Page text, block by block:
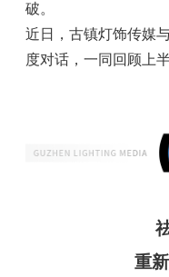
破。
近日，古镇灯饰传媒
度对话，一同回顾上
重